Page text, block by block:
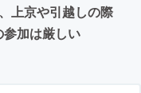
上京や引越しの際
加は厳しい